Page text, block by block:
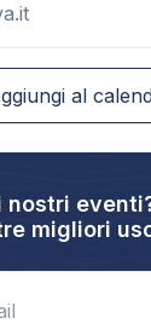
al
nostri
migliori